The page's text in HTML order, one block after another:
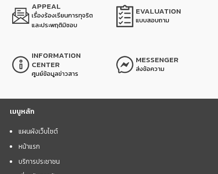
APPEAL
เรื่องร้องเรียนการทุจริต
และประพฤติมิชอบ
EVALUATION
แบบสอบถาม
INFORMATION
CENTER
ศูนย์ข้อมูลข่าวสาร
MESSENGER
ส่งข้อความ
เมนูหลัก
แผนผังเว็บไซต์
หน้าแรก
บริการประชาชน